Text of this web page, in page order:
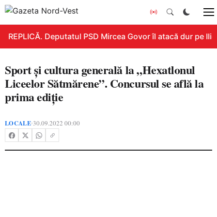
REPLICĂ. Deputatul PSD Mircea Govor îl atacă dur pe
Sport și cultura generală la „Hexatlonul
Liceelor Sătmărene”. Concursul se află la
prima ediție
LOCALE•30.09.2022 00:00